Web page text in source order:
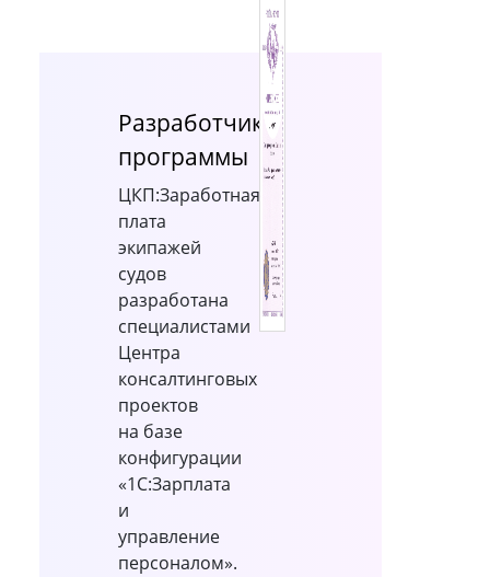
Разработчик
программы
ЦКП:Заработная
плата
экипажей
судов
разработана
специалистами
Центра
консалтинговых
проектов
на базе
конфигурации
«1С:Зарплата
и
управление
персоналом».